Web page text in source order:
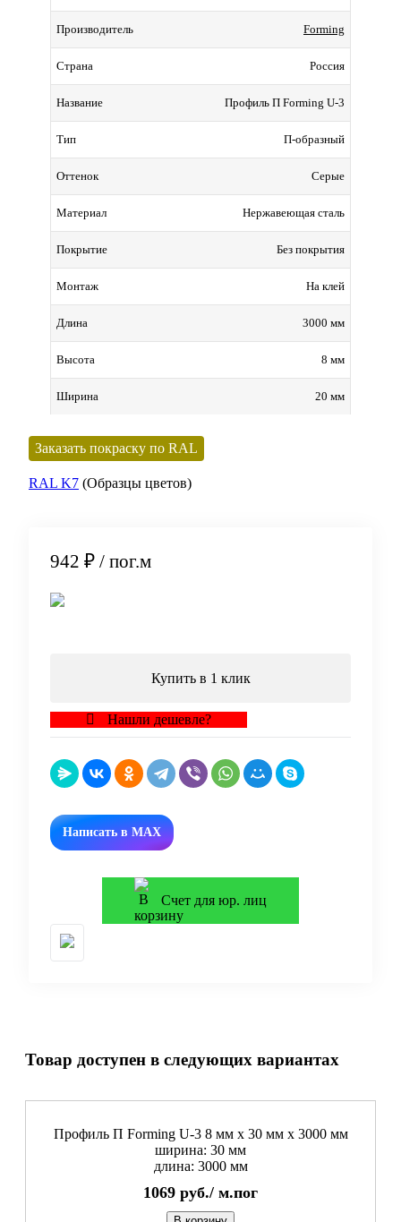
Производитель Forming
Страна Россия
Название Профиль П Forming U-3
Тип П-образный
Оттенок Серые
Материал Нержавеющая сталь
Покрытие Без покрытия
Монтаж На клей
Длина 3000 мм
Высота 8 мм
Ширина 20 мм
Заказать покраску по RAL
RAL K7 (Образцы цветов)
942 ₽ / пог.м
Купить в 1 клик
Нашли дешевле?
Написать в MAX
Счет для юр. лиц
Товар доступен в следующих вариантах
Профиль П Forming U-3 8 мм x 30 мм х 3000 мм
ширина: 30 мм
длина: 3000 мм
1069 руб./ м.пог